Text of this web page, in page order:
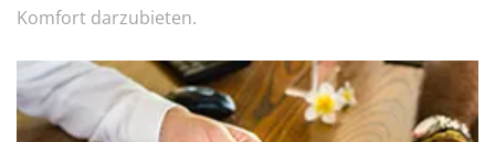
Komfort darzubieten.